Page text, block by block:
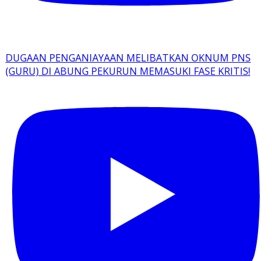
DUGAAN PENGANIAYAAN MELIBATKAN OKNUM PNS
(GURU) DI ABUNG PEKURUN MEMASUKI FASE KRITIS!